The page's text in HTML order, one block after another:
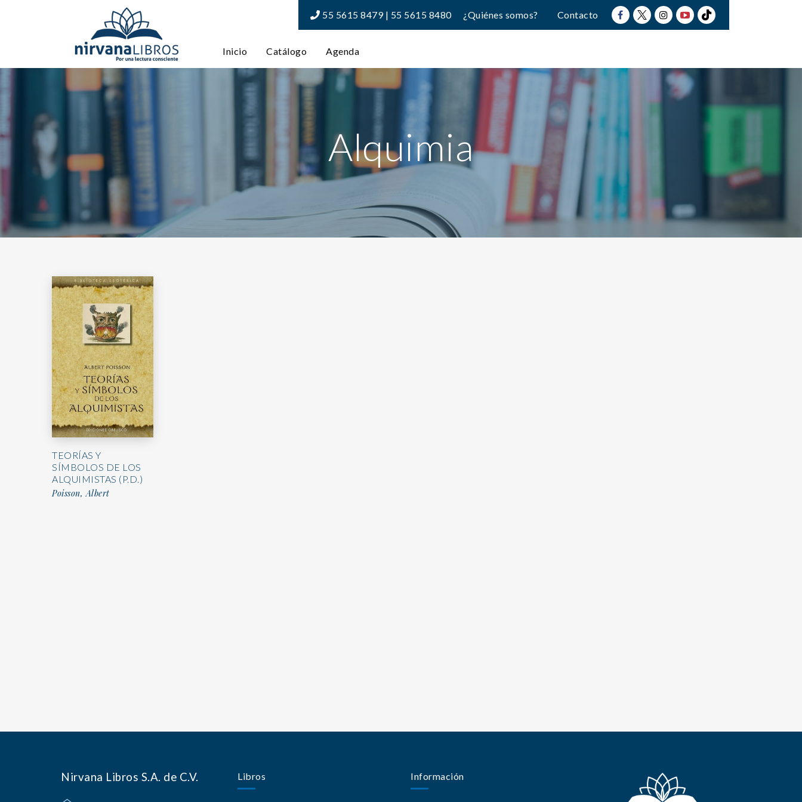
55 5615 8479 | 55 5615 8480 ¿Quiénes somos? Contacto
Inicio Catálogo Agenda
Alquimia
TEORÍAS Y
SÍMBOLOS DE LOS
ALQUIMISTAS (P.D.)
Poisson, Albert
Nirvana Libros S.A. de C.V. Libros Información